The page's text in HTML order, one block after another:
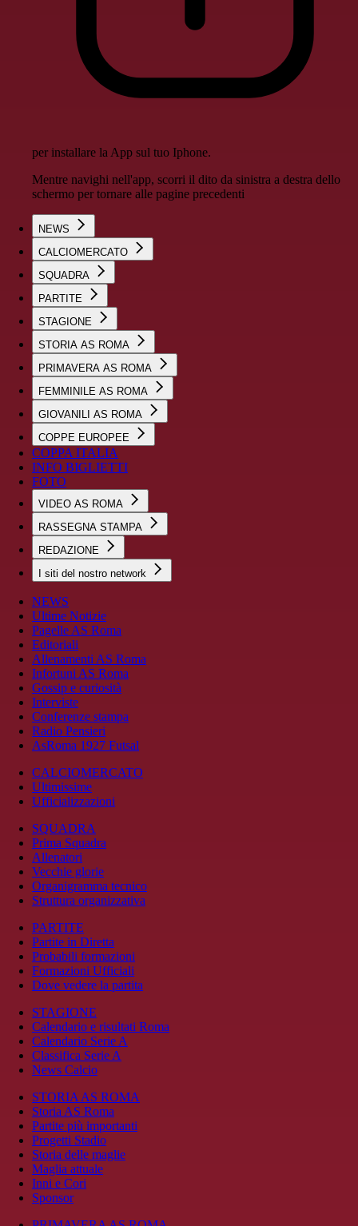
per installare la App sul tuo Iphone.
Mentre navighi nell'app, scorri il dito da sinistra a destra dello
schermo per tornare alle pagine precedenti
NEWS
CALCIOMERCATO
SQUADRA
PARTITE
STAGIONE
STORIA AS ROMA
PRIMAVERA AS ROMA
FEMMINILE AS ROMA
GIOVANILI AS ROMA
COPPE EUROPEE
COPPA ITALIA
INFO BIGLIETTI
FOTO
VIDEO AS ROMA
RASSEGNA STAMPA
REDAZIONE
I siti del nostro network
NEWS
Ultime Notizie
Pagelle AS Roma
Editoriali
Allenamenti AS Roma
Infortuni AS Roma
Gossip e curiosità
Interviste
Conferenze stampa
Radio Pensieri
AsRoma 1927 Futsal
CALCIOMERCATO
Ultimissime
Ufficializzazioni
SQUADRA
Prima Squadra
Allenatori
Vecchie glorie
Organigramma tecnico
Struttura organizzativa
PARTITE
Partite in Diretta
Probabili formazioni
Formazioni Ufficiali
Dove vedere la partita
STAGIONE
Calendario e risultati Roma
Calendario Serie A
Classifica Serie A
News Calcio
STORIA AS ROMA
Storia AS Roma
Partite più importanti
Progetti Stadio
Storia delle maglie
Maglia attuale
Inni e Cori
Sponsor